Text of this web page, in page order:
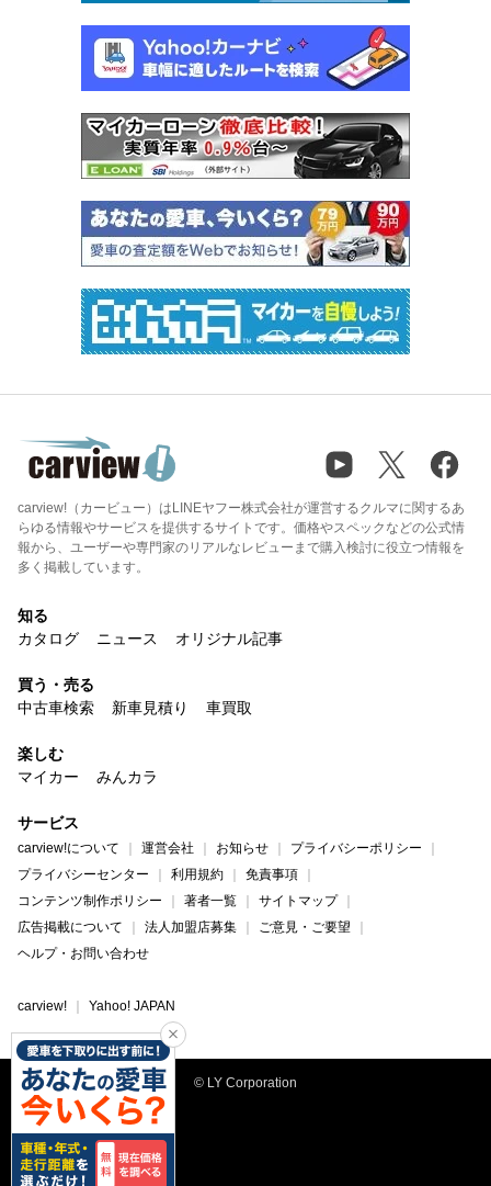
carview!（カービュー）はLINEヤフー株式会社が運営するクルマに関するあ
らゆる情報やサービスを提供するサイトです。価格やスペックなどの公式情
報から、ユーザーや専門家のリアルなレビューまで購入検討に役立つ情報を
多く掲載しています。
知る
カタログ
ニュース オリジナル記事
買う・売る
中古車検索
新車見積り 車買取
楽しむ
マイカー
みんカラ
サービス
carview!について 運営会社 お知らせ
プライバシーポリシー
プライバシーセンター
利用規約
免責事項
コンテンツ制作ポリシー
著者一覧
サイトマップ
広告掲載について
法人加盟店募集
ご意見・ご要望
ヘルプ・お問い合わせ
carview! Yahoo! JAPAN
© LY Corporation